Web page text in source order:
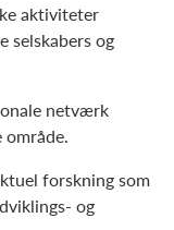
aktiviteter
selskabers og
netværk
forskning som
og